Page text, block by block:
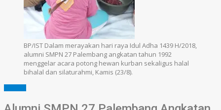
BP/IST Dalam merayakan hari raya Idul Adha 1439 H/2018,
alumni SMPN 27 Palembang angkatan tahun 1992
menggelar acara potong hewan kurban sekaligus halal
bihalal dan silaturahmi, Kamis (23/8).